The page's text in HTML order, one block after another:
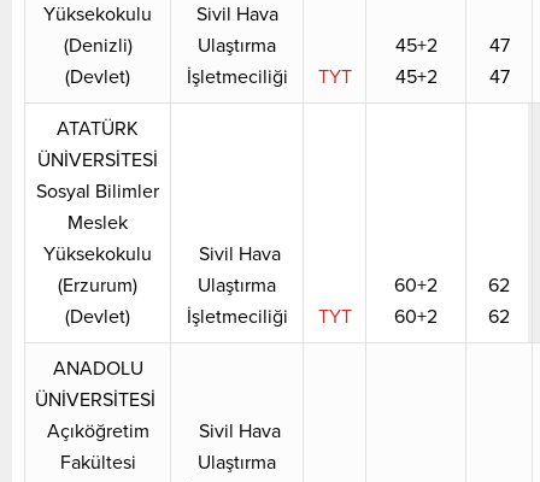
Yüksekokulu
(Denizli)
(Devlet)
Sivil Hava
Ulaştırma
İşletmeciliği
TYT
45+2
45+2
47
47
ATATÜRK
ÜNİVERSİTESİ
Sosyal Bilimler
Meslek
Yüksekokulu
(Erzurum)
(Devlet)
Sivil Hava
Ulaştırma
İşletmeciliği
TYT
60+2
60+2
62
62
ANADOLU
ÜNİVERSİTESİ
Açıköğretim
Fakültesi
Sivil Hava
Ulaştırma